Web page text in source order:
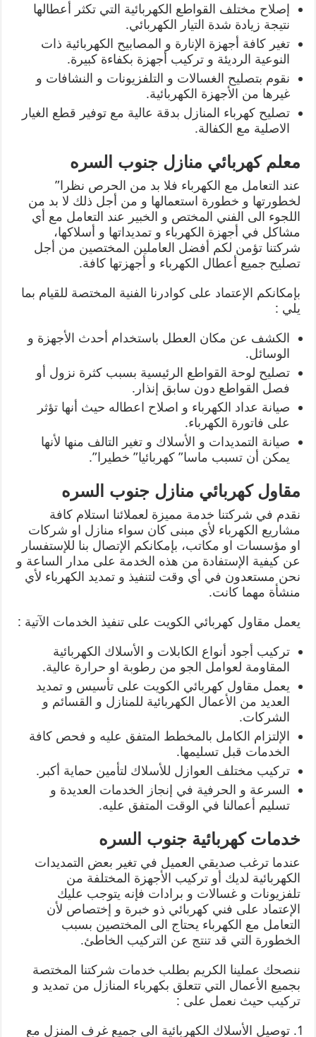
إصلاح مختلف القواطع الكهربائية التي تكثر أعطالها
نتيجة زيادة شدة التيار الكهربائي.
تغير كافة أجهزة الإنارة و المصابيح الكهربائية ذات
النوعية الرديئة و تركيب أجهزة بكفاءة كبيرة.
نقوم بتصليح الغسالات و التلفزيونات و النشافات و
غيرها من الأجهزة الكهربائية.
تصليح كهرباء المنازل بدقة عالية مع توفير قطع الغيار
الاصلية مع الكفالة.
معلم كهربائي منازل جنوب السره
عند التعامل مع الكهرباء فلا بد من الحرص نظرا”
لخطورتها و خطورة استعمالها و من أجل ذلك لا بد من
اللجوء الى الفني المختص و الخبير عند التعامل مع أي
مشاكل في أجهزة الكهرباء و تمديداتها و أسلاكها،
شركتنا تؤمن لكم أفضل العاملين المختصين من أجل
تصليح جميع أعطال الكهرباء و أجهزتها كافة.
بإمكانكم الإعتماد على كوادرنا الفنية المختصة للقيام بما
يلي :
الكشف عن مكان العطل باستخدام أحدث الأجهزة و
الوسائل.
تصليح لوحة القواطع الرئيسية بسبب كثرة نزول أو
فصل القواطع دون سابق إنذار.
صيانة عداد الكهرباء و اصلاح اعطاله حيث أنها تؤثر
على فاتورة الكهرباء.
صيانة التمديدات و الأسلاك و تغير التالف منها لأنها
يمكن أن تسبب ماسا” كهربائيا” خطيرا”.
مقاول كهربائي منازل جنوب السره
نقدم في شركتنا خدمة مميزة لعملائنا استلام كافة
مشاريع الكهرباء لأي مبنى كان سواء منازل او شركات
او مؤسسات او مكاتب، بإمكانكم الإتصال بنا للإستفسار
عن كيفية الإستفادة من هذه الخدمة على مدار الساعة و
نحن مستعدون في أي وقت لتنفيذ و تمديد الكهرباء لأي
منشأة مهما كانت.
يعمل مقاول كهربائي الكويت على تنفيذ الخدمات الآتية :
تركيب أجود أنواع الكابلات و الأسلاك الكهربائية
المقاومة لعوامل الجو من رطوبة او حرارة عالية.
يعمل مقاول كهربائي الكويت على تأسيس و تمديد
العديد من الأعمال الكهربائية للمنازل و القسائم و
الشركات.
الإلتزام الكامل بالمخطط المتفق عليه و فحص كافة
الخدمات قبل تسليمها.
تركيب مختلف العوازل للأسلاك لتأمين حماية أكبر.
السرعة و الحرفية في إنجاز الخدمات العديدة و
تسليم أعمالنا في الوقت المتفق عليه.
خدمات كهربائية جنوب السره
عندما ترغب صديقي العميل في تغير بعض التمديدات
الكهربائية لديك أو تركيب الأجهزة المختلفة من
تلفزيونات و غسالات و برادات فإنه يتوجب عليك
الإعتماد على فني كهربائي ذو خبرة و إختصاص لأن
التعامل مع الكهرباء يحتاج الى المختصين بسبب
الخطورة التي قد تنتج عن التركيب الخاطئ.
ننصحك عملينا الكريم بطلب خدمات شركتنا المختصة
بجميع الأعمال التي تتعلق بكهرباء المنازل من تمديد و
تركيب حيث نعمل على :
توصيل الأسلاك الكهربائية الى جميع غرف المنزل مع